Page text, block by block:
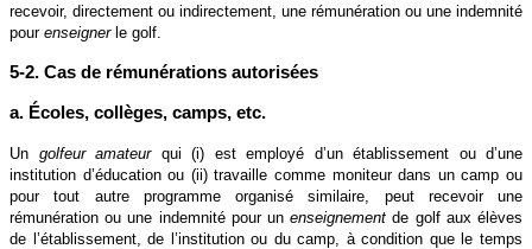
recevoir, directement ou indirectement, une rémunération ou une indemnité
pour enseigner le golf.
5-2. Cas de rémunérations autorisées
a. Écoles, collèges, camps, etc.
Un golfeur amateur qui (i) est employé d’un établissement ou d’une
institution d’éducation ou (ii) travaille comme moniteur dans un camp ou
pour tout autre programme organisé similaire, peut recevoir une
rémunération ou une indemnité pour unenseignementde golf aux élèves
de l’établissement, de l’institution ou du camp, à condition que le temps